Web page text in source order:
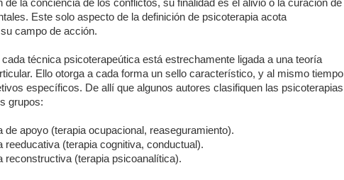
de la conciencia de los conflictos, su finalidad es el alivio o la curación de
Este solo aspecto de la definición de psicoterapia acota
campo de acción.
cada técnica psicoterapeútica está estrechamente ligada a una teoría
Ello otorga a cada forma un sello característico, y al mismo tiempo
específicos. De allí que algunos autores clasifiquen las psicoterapias
grupos:
de apoyo (terapia ocupacional, reaseguramiento).
reeducativa (terapia cognitiva, conductual).
reconstructiva (terapia psicoanalítica).